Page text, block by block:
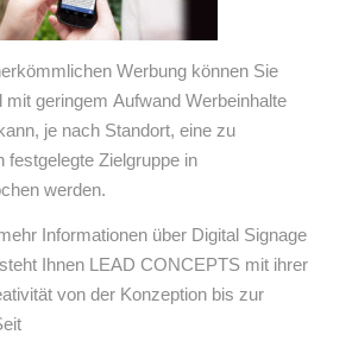
Werbung können Sie
mit geringem Aufwand Werbeinhalte
je nach Standort, eine zu
festgelegte Zielgruppe in
werden.
Informationen über Digital Signage
Ihnen LEAD CONCEPTS mit ihrer
von der Konzeption bis zur